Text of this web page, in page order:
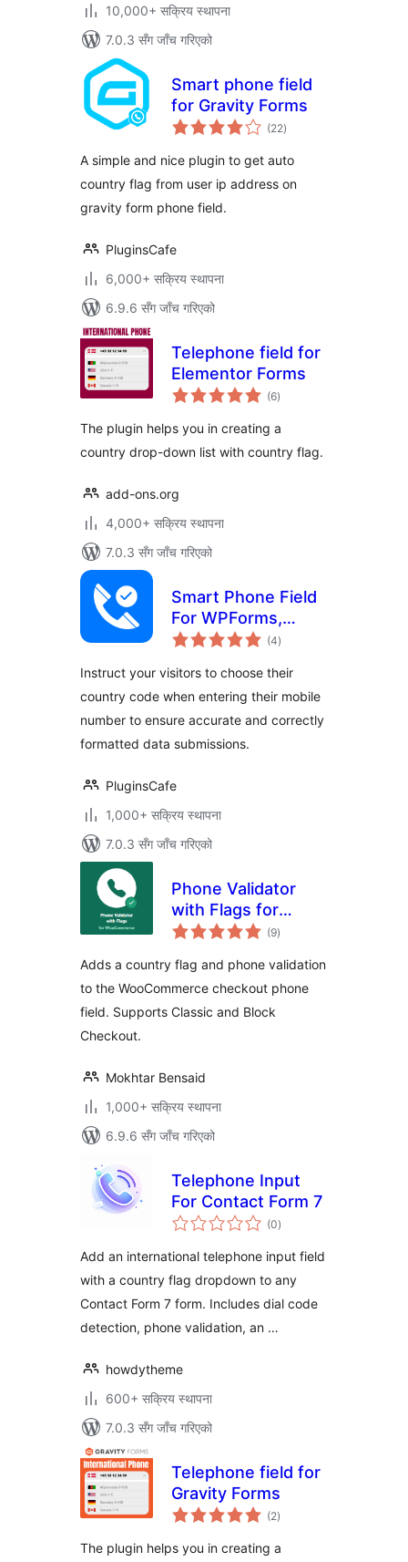
10,000+ सक्रिय स्थापना
7.0.3 सँग जाँच गरिएको
Smart phone field
for Gravity Forms
(22कुल
रेटिङ्गहरू
)
A simple and nice plugin to get auto
country flag from user ip address on
gravity form phone field.
PluginsCafe
6,000+ सक्रिय स्थापना
6.9.6 सँग जाँच गरिएको
Telephone field for
Elementor Forms
(6कुल
रेटिङ्गहरू
)
The plugin helps you in creating a
country drop-down list with country flag.
add-ons.org
4,000+ सक्रिय स्थापना
7.0.3 सँग जाँच गरिएको
Smart Phone Field
For WPForms,
Contact Form 7,
Elementor Forms,
WooCommerce,
Formidable Forms
(4कुल
रेटिङ्गहरू
)
Instruct your visitors to choose their
country code when entering their mobile
number to ensure accurate and correctly
formatted data submissions.
PluginsCafe
1,000+ सक्रिय स्थापना
7.0.3 सँग जाँच गरिएको
Phone Validator
with Flags for
WooCommerce
(9कुल
रेटिङ्गहरू
)
Adds a country flag and phone validation
to the WooCommerce checkout phone
field. Supports Classic and Block
Checkout.
Mokhtar Bensaid
1,000+ सक्रिय स्थापना
6.9.6 सँग जाँच गरिएको
Telephone Input
For Contact Form 7
(0कुल
रेटिङ्गहरू
)
Add an international telephone input field
with a country flag dropdown to any
Contact Form 7 form. Includes dial code
detection, phone validation, an …
howdytheme
600+ सक्रिय स्थापना
7.0.3 सँग जाँच गरिएको
Telephone field for
Gravity Forms
(2कुल
रेटिङ्गहरू
)
The plugin helps you in creating a